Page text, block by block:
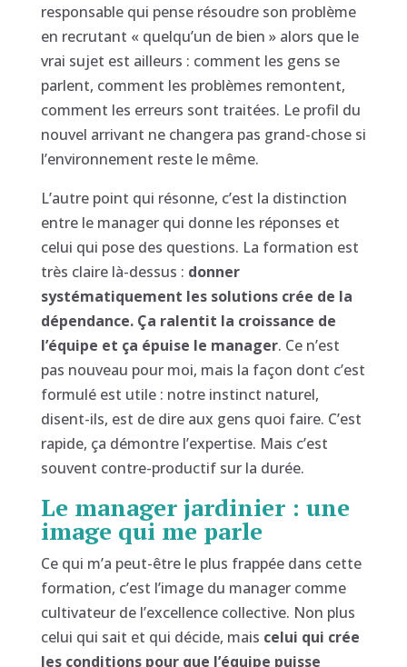
responsable qui pense résoudre son problème
en recrutant « quelqu’un de bien » alors que le
vrai sujet est ailleurs : comment les gens se
parlent, comment les problèmes remontent,
comment les erreurs sont traitées. Le profil du
nouvel arrivant ne changera pas grand-chose si
l’environnement reste le même.
L’autre point qui résonne, c’est la distinction
entre le manager qui donne les réponses et
celui qui pose des questions. La formation est
très claire là-dessus : donner
systématiquement les solutions crée de la
dépendance. Ça ralentit la croissance de
l’équipe et ça épuise le manager. Ce n’est
pas nouveau pour moi, mais la façon dont c’est
formulé est utile : notre instinct naturel,
disent-ils, est de dire aux gens quoi faire. C’est
rapide, ça démontre l’expertise. Mais c’est
souvent contre-productif sur la durée.
Le manager jardinier : une
image qui me parle
Ce qui m’a peut-être le plus frappée dans cette
formation, c’est l’image du manager comme
cultivateur de l’excellence collective. Non plus
celui qui sait et qui décide, mais celui qui crée
les conditions pour que l’équipe puisse